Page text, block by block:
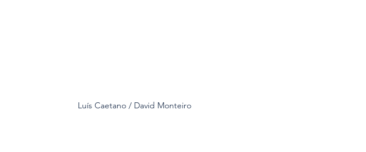
Luís Caetano / David Monteiro